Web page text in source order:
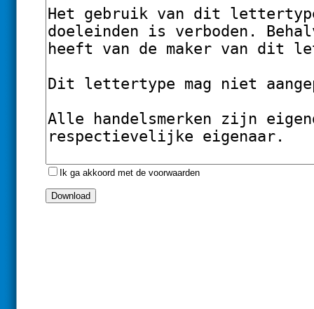
Ik ga akkoord met de voorwaarden